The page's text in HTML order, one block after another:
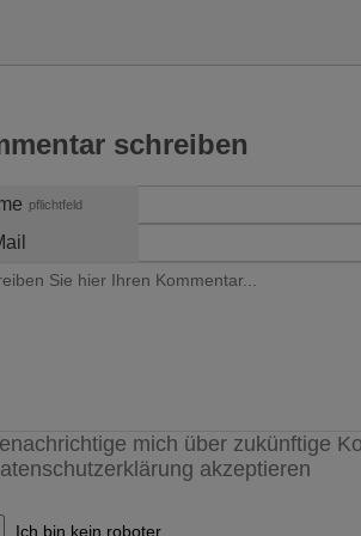
schreiben
pflichtfeld
mich über zukünftige
akzeptieren
Ich bin kein roboter